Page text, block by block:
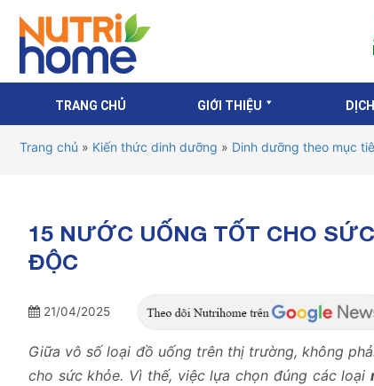
TRANG CHỦ GIỚI THIỆU
Trang chủ » Kiến thức dinh dưỡng » Dinh dưỡng theo mục
15 NƯỚC UỐNG TỐT CHO
ĐỘC
21/04/2025
Giữa vô số loại đồ uống trên thị trường, không
cho sức khỏe. Vì thế, việc lựa chọn đúng các loại